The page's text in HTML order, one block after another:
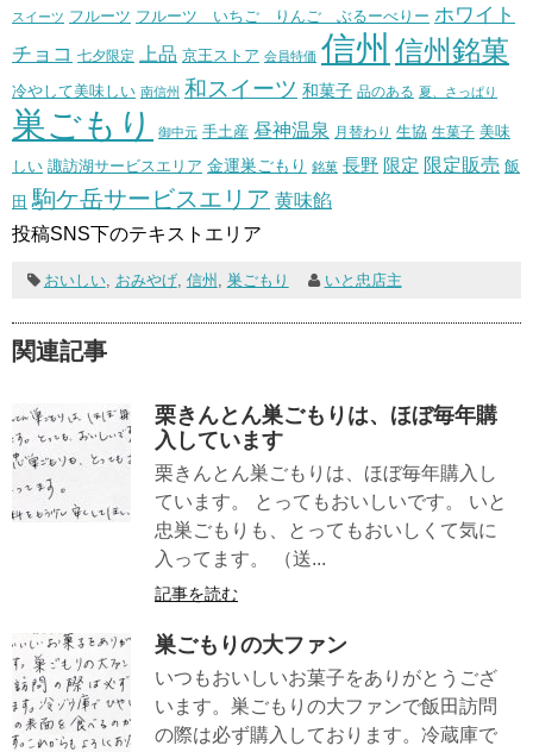
スイーツ フルーツ フルーツ いちご りんご ぶるーべりー ホワイト
チョコ 七夕限定 上品 京王ストア 会員特価 信州 信州銘菓
冷やして美味しい 南信州 和スイーツ 和菓子 品のある 夏、さっぱり
巣ごもり 御中元 手土産 昼神温泉 月替わり 生協 生菓子 美味
しい 諏訪湖サービスエリア 金運巣ごもり 銘菓 長野 限定 限定販売 飯
田 駒ケ岳サービスエリア 黄味餡
投稿SNS下のテキストエリア
おいしい, おみやげ, 信州 巣ごもり いと忠店主
関連記事
栗きんとん巣ごもりは、ほぼ毎年購
入しています
栗きんとん巣ごもりは、ほぼ毎年購入し
ています。 とってもおいしいです。 いと
忠巣ごもりも、とってもおいしくて気に
入ってます。 （送...
記事を読む
巣ごもりの大ファン
いつもおいしいお菓子をありがとうござ
います。巣ごもりの大ファンで飯田訪問
の際は必ず購入しております。冷蔵庫で